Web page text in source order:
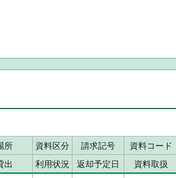
所 資料区分 請求記号
資料コード
出 利用状況 返却予定日
資料取扱